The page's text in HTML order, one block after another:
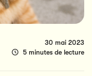
30 mai 2023
5 minutes de lecture